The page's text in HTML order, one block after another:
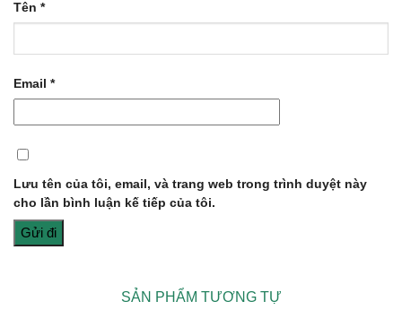
Tên *
Email *
Lưu tên của tôi, email, và trang web trong trình duyệt này
cho lần bình luận kế tiếp của tôi.
SẢN PHẨM TƯƠNG TỰ